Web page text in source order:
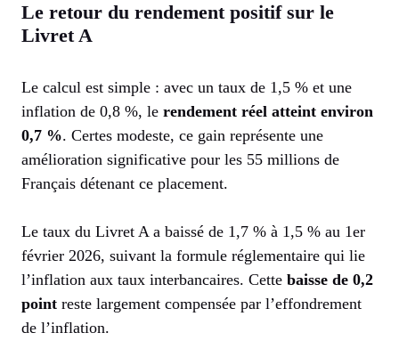
Le retour du rendement positif sur le
Livret A
Le calcul est simple : avec un taux de 1,5 % et une
inflation de 0,8 %, le rendement réel atteint environ
0,7 %. Certes modeste, ce gain représente une
amélioration significative pour les 55 millions de
Français détenant ce placement.
Le taux du Livret A a baissé de 1,7 % à 1,5 % au 1er
février 2026, suivant la formule réglementaire qui lie
l’inflation aux taux interbancaires. Cette baisse de 0,2
point reste largement compensée par l’effondrement
de l’inflation.